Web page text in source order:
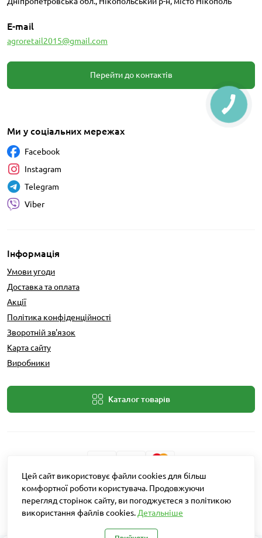
E-mail
agroretail2015@gmail.com
Перейти до контактів
Інформація
Умови угоди
Доставка та оплата
Акції
Політика конфіденційності
Зворотній зв'язок
Карта сайту
Виробники
Каталог товарів
Ми у соціальних мережах
Facebook
Instagram
Telegram
Viber
Розробник: Intent Solutions
Агро Рітейл © 2026
Цей сайт використовує файли cookies для більш
комфортної роботи користувача. Продовжуючи
перегляд сторінок сайту, ви погоджуєтеся з політикою
використання файлів cookies. Детальніше